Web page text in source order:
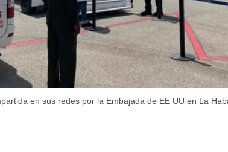
en sus redes por la Embajada de EE UU en La